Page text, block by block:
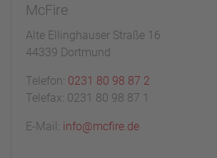
McFire
Alte Ellinghauser Straße 16
44339 Dortmund
Telefon: 0231 80 98 87 2
Telefax: 0231 80 98 87 1
E-Mail: info@mcfire.de